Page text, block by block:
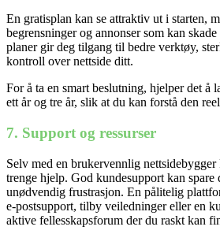
En gratisplan kan se attraktiv ut i starten,
begrensninger og annonser som kan
planer gir deg tilgang til bedre verktøy,
kontroll over nettside ditt.
For å ta en smart beslutning, hjelper det å
ett år og tre år, slik at du kan forstå den
7. Support og ressurser
Selv med en brukervennlig nettsidebygger
trenge hjelp. God kundesupport kan
unødvendig frustrasjon. En pålitelig
e-postsupport, tilby veiledninger eller en
aktive fellesskapsforum der du raskt kan
Preferanser
Markedsføring